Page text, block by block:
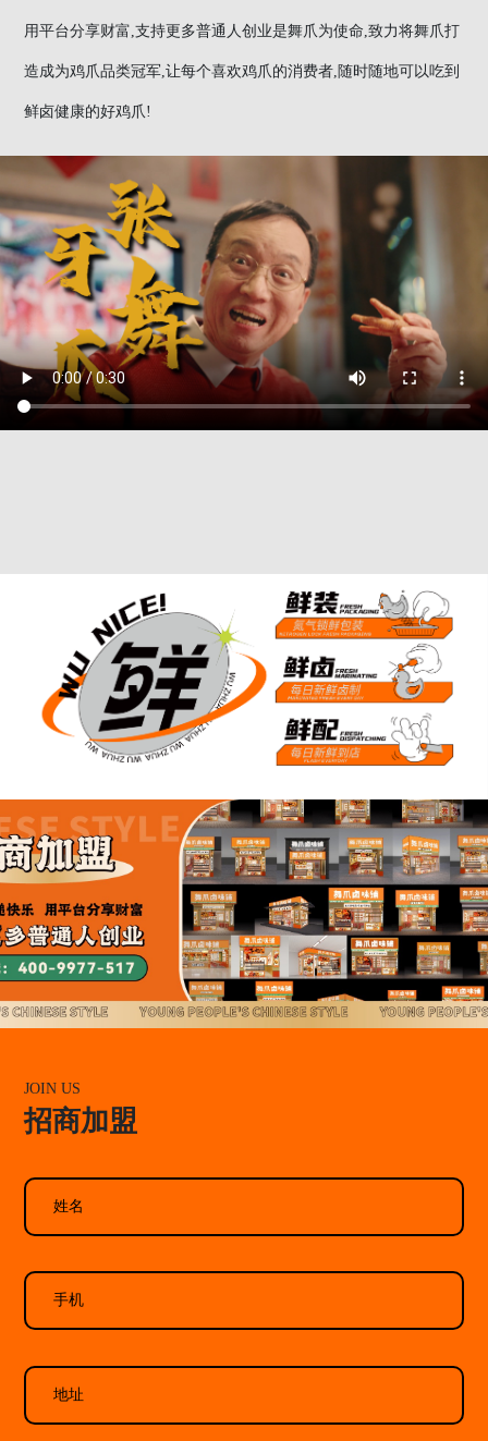
用平台分享财富,支持更多普通人创业是舞爪为使命,致力将舞爪打
造成为鸡爪品类冠军,让每个喜欢鸡爪的消费者,随时随地可以吃到
鲜卤健康的好鸡爪!
JOIN US
招商加盟